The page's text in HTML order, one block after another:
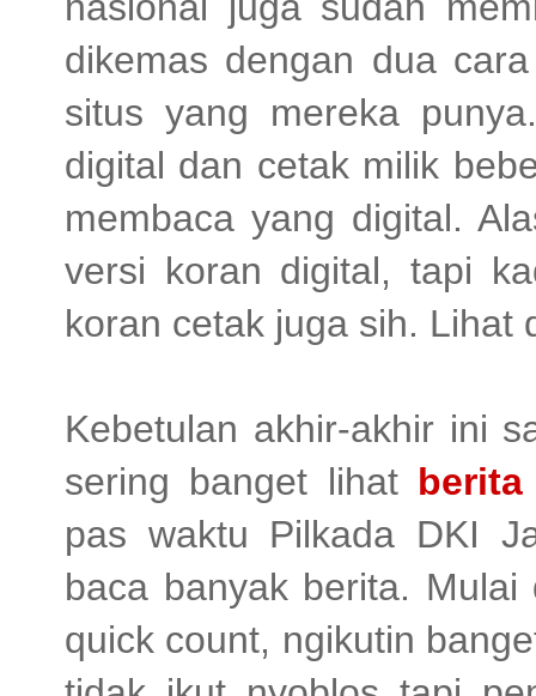
dikemas dengan dua
situs yang mereka
digital dan cetak milik
membaca yang digital.
versi koran digital, tapi
koran cetak juga sih. Lihat
Kebetulan akhir-akhir ini
sering banget lihat
pas waktu Pilkada DKI
baca banyak berita.
quick count, ngikutin